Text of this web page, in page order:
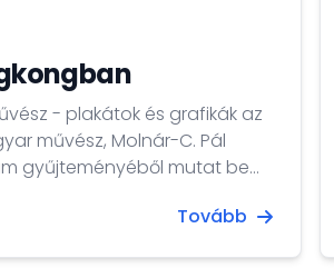
- plakátok és grafikák az
gyűjteményéből mutat be
is magába foglal. A művek a
Tovább